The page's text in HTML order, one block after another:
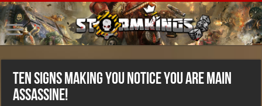
Ten signs making you notice you are main
assassine!